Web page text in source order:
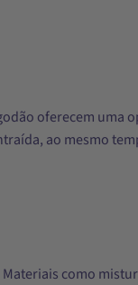
oferecem uma
ao mesmo
como